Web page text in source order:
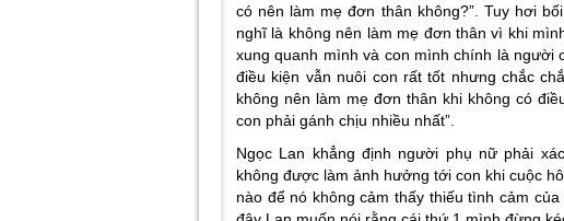
có nên làm mẹ đơn thân không?”. Tuy hơi
nghĩ là không nên làm mẹ đơn thân vì khi
xung quanh mình và con mình chính là
điều kiện vẫn nuôi con rất tốt nhưng chắc
không nên làm mẹ đơn thân khi không có
con phải gánh chịu nhiều nhất”.
Ngọc Lan khẳng định người phụ nữ phải
không được làm ảnh hưởng tới con khi cuộc
nào để nó không cảm thấy thiếu tình cảm